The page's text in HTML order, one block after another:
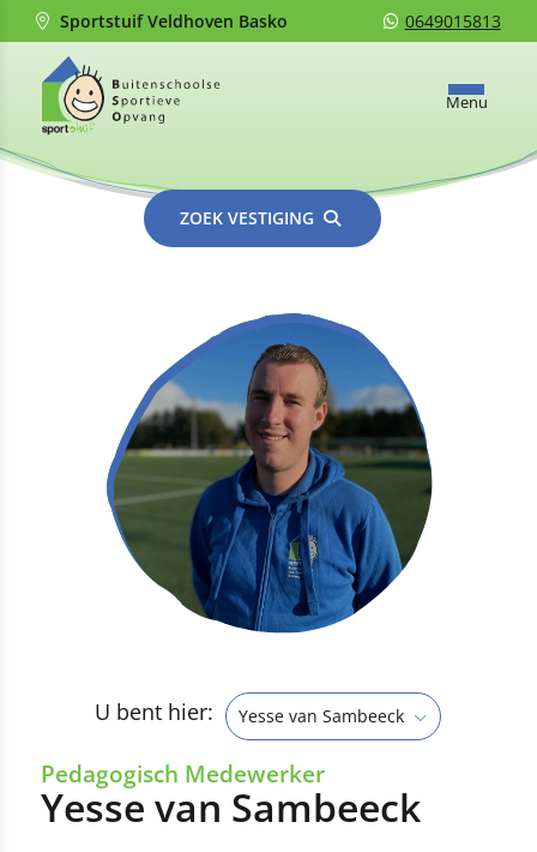
Sportstuif Veldhoven Basko 0649015813
Menu
ZOEK VESTIGING
U bent hier: Yesse van Sambeeck
Pedagogisch Medewerker
Yesse van Sambeeck